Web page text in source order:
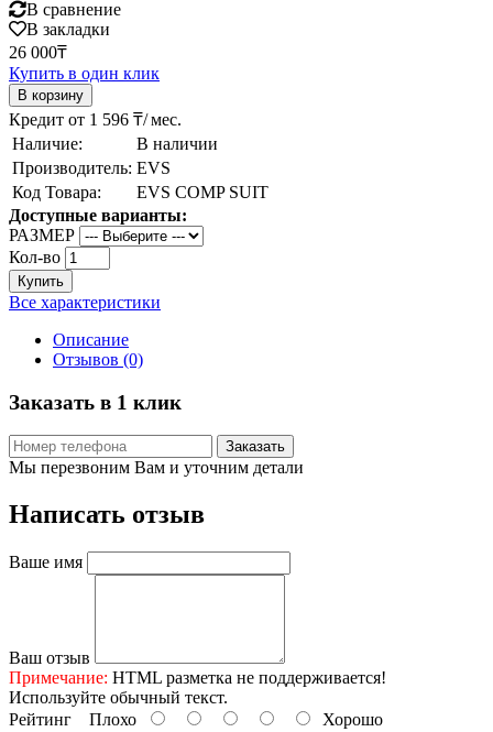
В сравнение
В закладки
26 000₸
Купить в один клик
Кредит от 1 596 ₸/ мес.
Наличие:
В наличии
Производитель: EVS
Код Товара:
EVS COMP SUIT
Доступные варианты:
РАЗМЕР
Кол-во
Купить
Все характеристики
Описание
Отзывов (0)
Заказать в 1 клик
Заказать
Мы перезвоним Вам и уточним детали
Написать отзыв
Ваше имя
Ваш отзыв
Примечание: HTML разметка не поддерживается!
Используйте обычный текст.
Рейтинг Плохо
Хорошо